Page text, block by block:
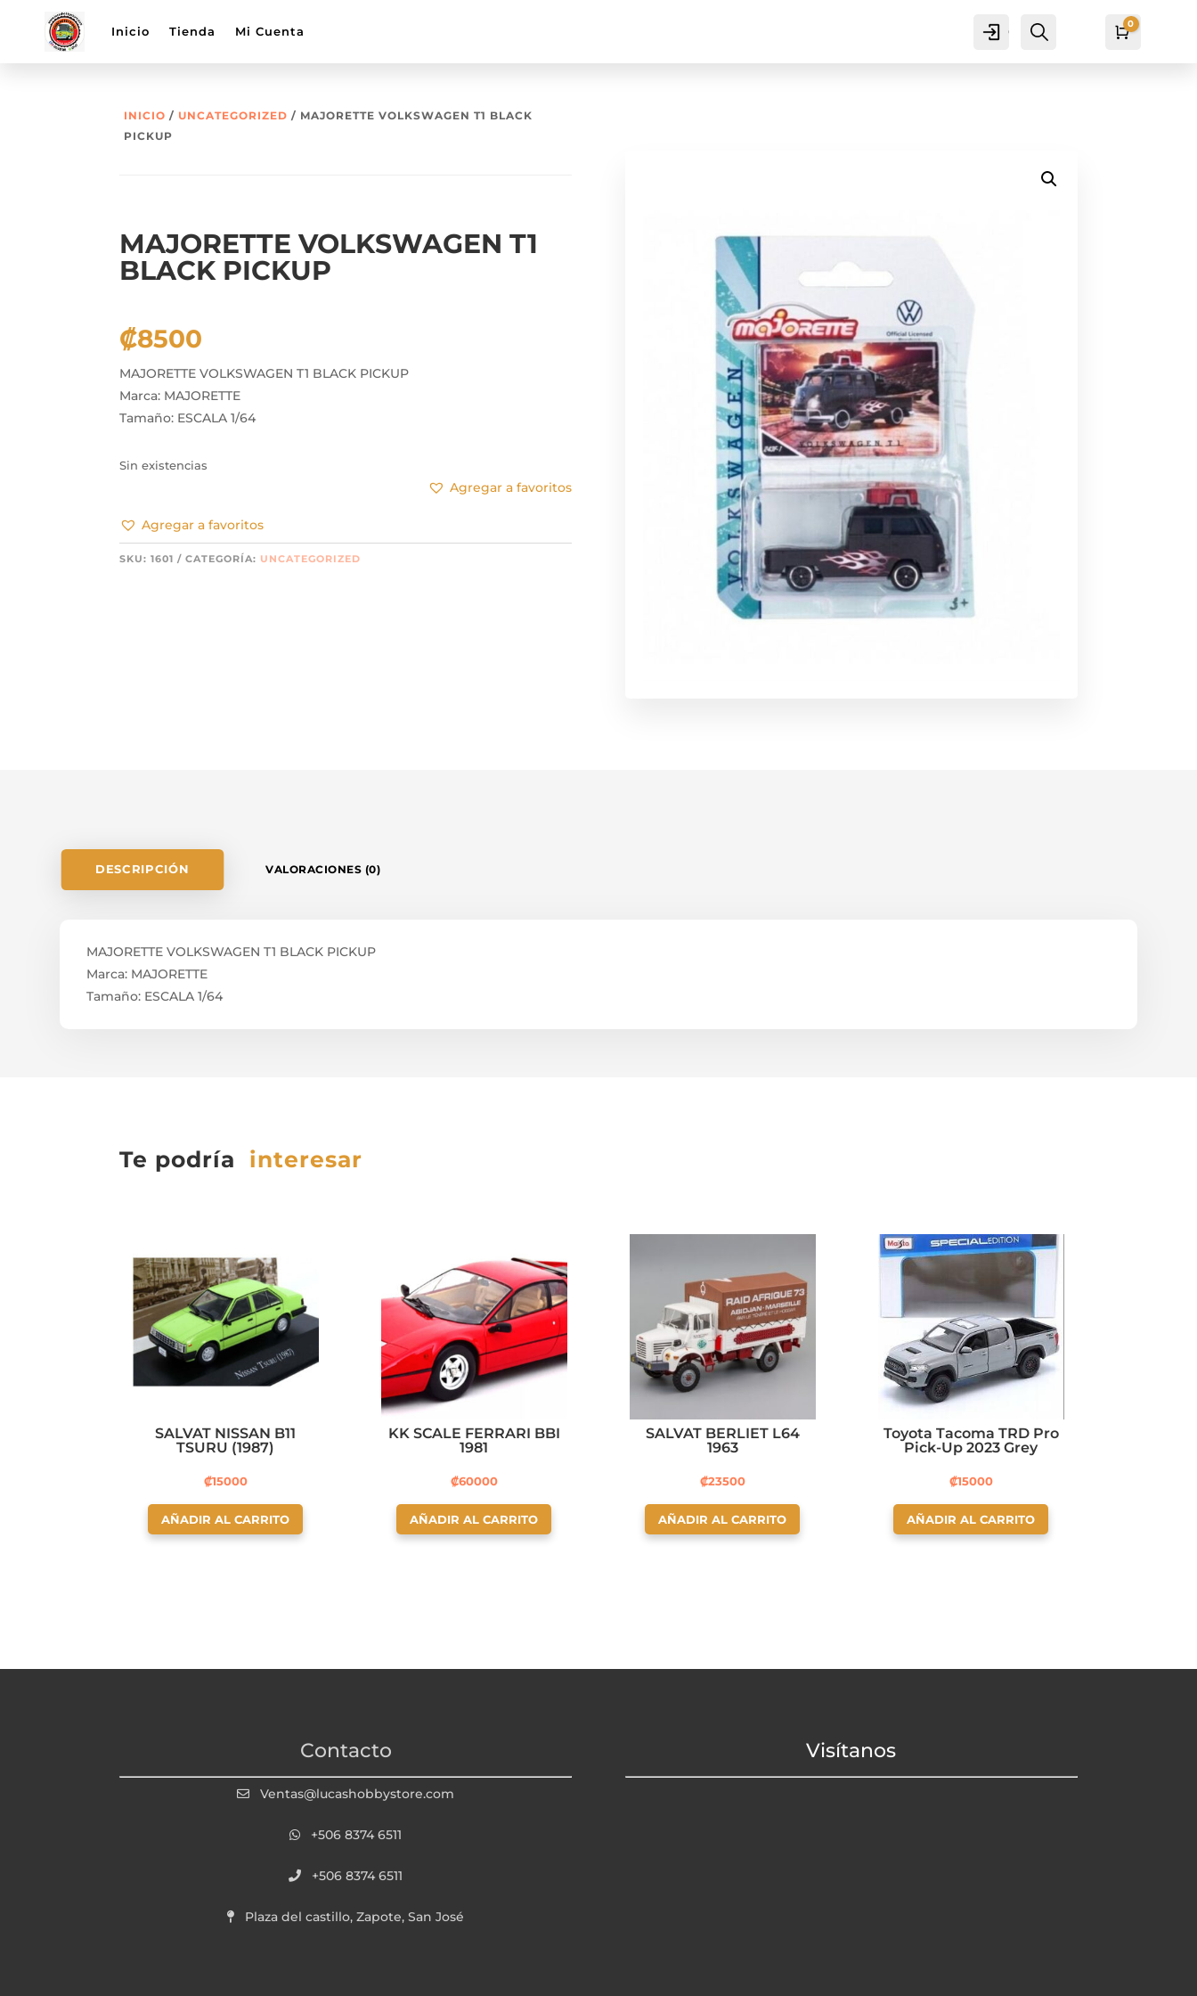
Inicio Tienda Mi Cuenta Cuenta Carro
0
INICIO / UNCATEGORIZED / MAJORETTE VOLKSWAGEN T1 BLACK
PICKUP
MAJORETTE VOLKSWAGEN T1
BLACK PICKUP
₡8500
MAJORETTE VOLKSWAGEN T1 BLACK PICKUP
Marca: MAJORETTE
Tamaño: ESCALA 1/64
Sin existencias
Agregar a favoritos
Agregar a favoritos
SKU:1601 CATEGORÍA: UNCATEGORIZED
DESCRIPCIÓN VALORACIONES (0)
MAJORETTE VOLKSWAGEN T1 BLACK PICKUP
Marca: MAJORETTE
Tamaño: ESCALA 1/64
Te podría interesar
SALVAT NISSAN B11
TSURU (1987)
₡15000
AÑADIR AL CARRITO
KK SCALE FERRARI BBI
1981
₡60000
AÑADIR AL CARRITO
SALVAT BERLIET L64
1963
₡23500
AÑADIR AL CARRITO
Toyota Tacoma TRD Pro
Pick-Up 2023 Grey
₡15000
AÑADIR AL CARRITO
Contacto
Ventas@lucashobbystore.com
+506 8374 6511
+506 8374 6511
Plaza del castillo, Zapote, San José
Visítanos